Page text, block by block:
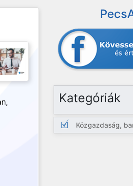
Kategóriák
Közgazdaság,